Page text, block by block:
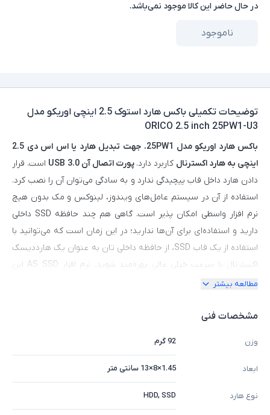
در حال حاضر این کالا موجود نمی‌باشد.
ناموجود
توضیحات تکمیلی
باکس هارد استوک 2.5 اینچی اوریکو مدل
ORICO 2.5 inch 25PW1-U3
باکس هارد اوریکو مدل 25PW1 ،
جهت تبدیل هارد یا اس اس دی 2.5
اینچی به هارد اکسترنال کاربرد دارد. پورت اتصال آن USB 3.0
است. قرار
دادن هارد داخل قاب پیچیدگی ندارد و به سادگی می‌توان آن را نصب کرد.
استفاده از آن در سیستم‌ عامل‌های ویندوز، لینوکس و مک بدون هیچ
نرم افزار واسطی امکان پذیر است. گاهی هم چند حافظه SSD داخلی
دارید و استفاده‌ای برای آن‌ها ندارید؛ در این زمان است که می‌توانید با
استفاده از یک قاب SSD، از حافظه داخلی‌ تان به عنوان یک هارددیسک
اکسترنال با سرعت خیلی عالی بهره‌مند شوید. نرم افزار AS SSD این
مگابایت بر ثانیه و 438.23 مگابایت بر ثانیه رسید. این داده‌ها بیشتر به
استاندارد 490 مگابایت بر ثانیه نزدیک است که اساسا به همان سطح
رسیده است.
مطالعه بیشتر
مشخصات فنی
وزن 92 گرم
ابعاد 1.45×8×13 سانتی متر
نوع هارد HDD, SSD